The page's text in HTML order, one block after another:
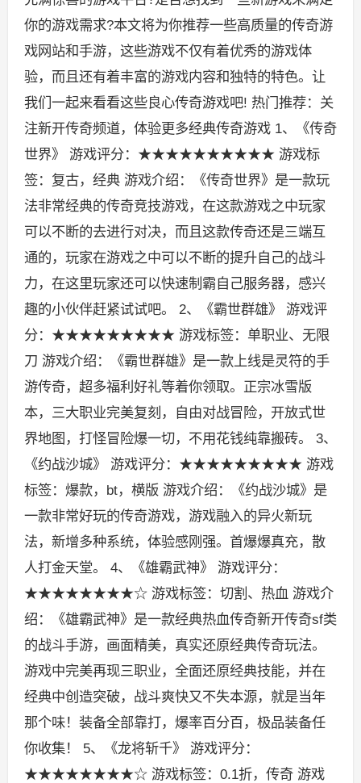
你的游戏需求?本文将为你推荐一些高质量的传奇游
戏网站和手游，这些游戏不仅有着优秀的游戏体
验，而且还有着丰富的游戏内容和独特的特色。让
我们一起来看看这些良心传奇游戏吧! 热门推荐：关
注新开传奇频道，体验更多经典传奇游戏 1、《传奇
世界》 游戏评分：★★★★★★★★★★ 游戏标
签：复古，经典 游戏介绍：《传奇世界》是一款玩
法非常经典的传奇竞技游戏，在这款游戏之中玩家
可以不断的去进行对决，而且这款传奇还是三端互
通的，玩家在游戏之中可以不断的提升自己的战斗
力，在这里玩家还可以快速制霸自己服务器，感兴
趣的小伙伴赶紧试试吧。 2、《霸世群雄》 游戏评
分：★★★★★★★★★ 游戏标签：单职业、无限
刀 游戏介绍：《霸世群雄》是一款上线是灵符的手
游传奇，超多福利好礼等着你领取。正宗冰雪版
本，三大职业完美复刻，自由对战冒险，开放式世
界地图，打怪冒险爆一切，不用花钱纯靠搬砖。 3、
《约战沙城》 游戏评分：★★★★★★★★★ 游戏
标签：爆款，bt，横版 游戏介绍：《约战沙城》是
一款非常好玩的传奇游戏，游戏融入的异火新玩
法，新增多种系统，体验感刚强。首爆爆真充，散
人打金天堂。 4、《雄霸武神》 游戏评分：
★★★★★★★★☆ 游戏标签：切割、热血 游戏介
绍：《雄霸武神》是一款经典热血传奇新开传奇sf类
的战斗手游，画面精美，真实还原经典传奇玩法。
游戏中完美再现三职业，全面还原经典技能，并在
经典中创造突破，战斗爽快又不失本源，就是当年
那个味！装备全部靠打，爆率百分百，极品装备任
你收集！ 5、《龙将斩千》 游戏评分：
★★★★★★★★☆ 游戏标签：0.1折，传奇 游戏